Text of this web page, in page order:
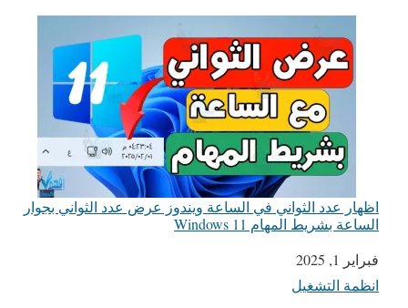
اظهار عدد الثواني في الساعة ويندوز عرض عدد الثواني بجوار
الساعة بشريط المهام Windows 11
التاريخ
فبراير 1, 2025
في ما يتعلق بما يأتي
انظمة التشغيل